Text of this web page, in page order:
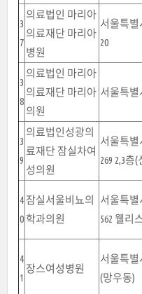
3
7
의료법인 마리아
의료재단 마리아
병원
서울특별
20
3
8
의료법인 마리아
의료재단 마리아
의원
서울특별
3
9
의료법인성광의
료재단 잠실차여
성의원
서울특별
269 2,3
4
0
잠실서울비뇨의
학과의원
서울특별
562 웰리
4
1
장스여성병원
서울특별
(망우동)